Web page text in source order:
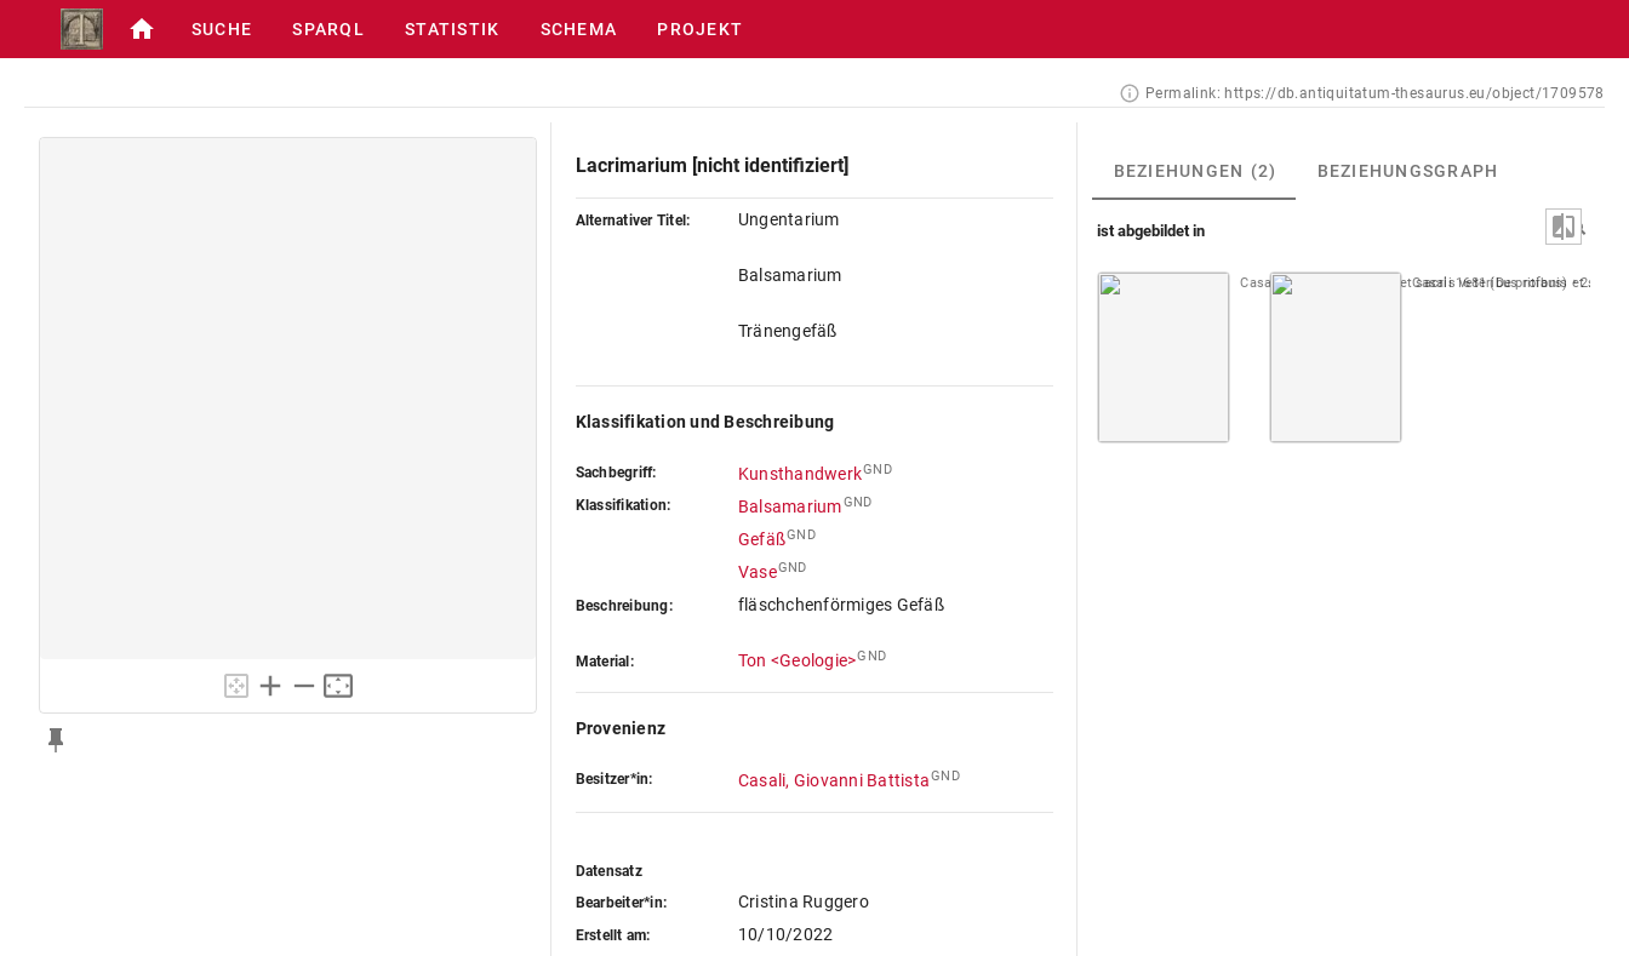
SUCHE SPARQL STATISTIK SCHEMA PROJEKT
Permalink: https://db.antiquitatum-thesaurus.eu/object/1709578
Lacrimarium [nicht identifiziert]
Alternativer Titel: Ungentarium
Balsamarium
Tränengefäß
Klassifikation und Beschreibung
Sachbegriff: KunsthandwerkGND
Klassifikation: BalsamariumGND
GefäßGND
VaseGND
Beschreibung: fläschchenförmiges Gefäß
Material: Ton <Geologie>GND
Provenienz
Besitzer*in: Casali, Giovanni BattistaGND
Datensatz
Bearbeiter*in:
Cristina Ruggero
Erstellt am: 10/10/2022
BEZIEHUNGEN (2) BEZIEHUNGSGRAPH
ist abgebildet in
Casali 1644 (De profanis et sacris veteribus ritibus) 2. Buch
Casali 1681 (De profanis et